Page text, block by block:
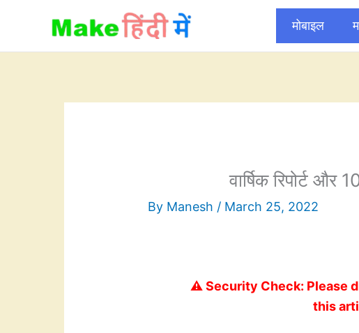
content
मोबाइल
वार्षिक रिपोर्ट
By Manesh / March 25, 2022
⚠️ Security Check: Please
this